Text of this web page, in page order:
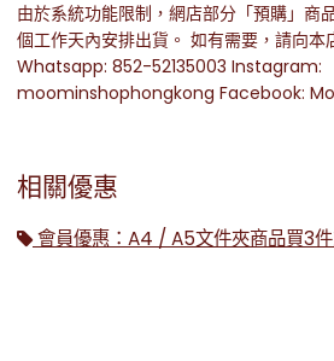
由於系統功能限制，網店部分「預購」商
個工作天內安排出貨。 如有需要，請向
Whatsapp: 852-52135003 Instagram:
moominshophongkong Facebook:
相關優惠
會員優惠：A4 / A5文件夾商品買3